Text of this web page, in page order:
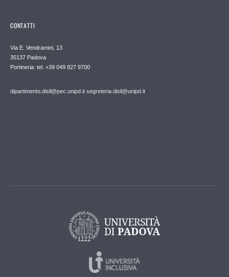
CONTATTI
Via E. Vendramini, 13
35137 Padova
Portineria: tel. +39 049 827 9700
dipartimento.disll@pec.unipd.it segreteria.disll@unipd.it